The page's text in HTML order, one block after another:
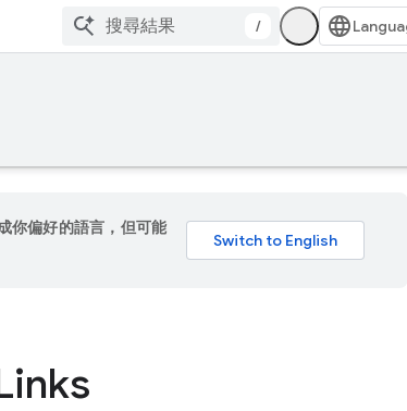
/
你偏好的語言，但可能